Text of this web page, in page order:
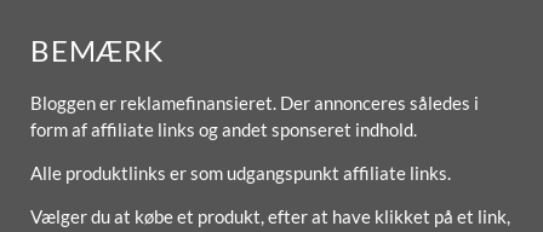
BEMÆRK
Bloggen er reklamefinansieret. Der annonceres således i
form af affiliate links og andet sponseret indhold.
Alle produktlinks er som udgangspunkt affiliate links.
Vælger du at købe et produkt, efter at have klikket på et link,